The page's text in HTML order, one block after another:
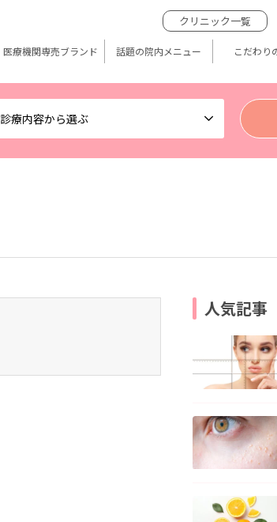
診療内容から選ぶ
クリニック一覧
医療機関専売ブランド 話題の院内メニュー こだわり
人気記事